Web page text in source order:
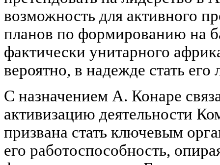
возможность для активного
планов по формированию на
фактически унитарного
вероятно, в надежде стать его
С назначением А. Конаре
активизацию деятельности
призвана стать ключевым
его работоспособность,